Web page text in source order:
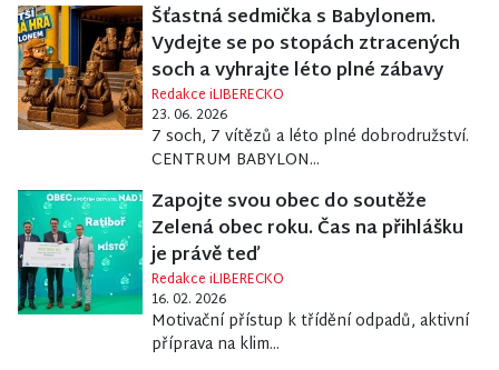
Šťastná sedmička s Babylonem.
Vydejte se po stopách ztracených
soch a vyhrajte léto plné zábavy
Redakce iLIBERECKO
23. 06. 2026
7 soch, 7 vítězů a léto plné dobrodružství.
CENTRUM BABYLON...
Zapojte svou obec do soutěže
Zelená obec roku. Čas na přihlášku
je právě teď
Redakce iLIBERECKO
16. 02. 2026
Motivační přístup k třídění odpadů, aktivní
příprava na klim...